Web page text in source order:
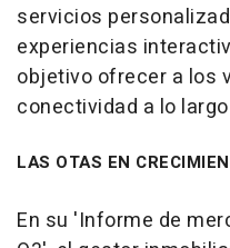
servicios
experiencias
objetivo ofrecer a los
conectividad a lo
LAS OTAS EN
En su 'Informe de